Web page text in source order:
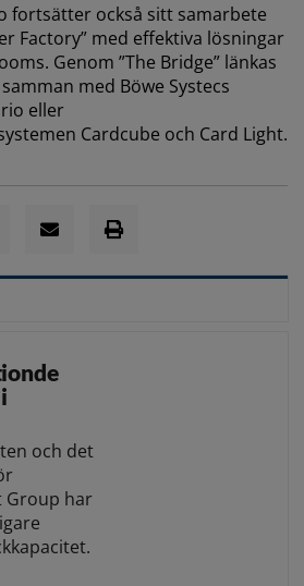
fortsätter också sitt samarbete
Factory” med effektiva lösningar
Genom ”The Bridge” länkas
med Böwe Systecs
eller
Cardcube och Card Light.
och det
Group har